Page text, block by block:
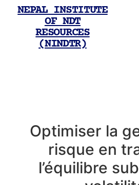
NEPAL INSTITUTE
OF NDT
RESOURCES
(NINDTR)
Optimiser la
risque en
l’équilibre